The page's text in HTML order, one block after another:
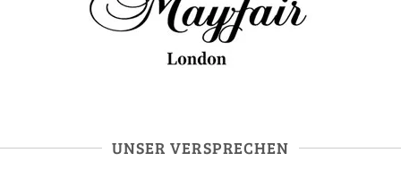
UNSER VERSPRECHEN